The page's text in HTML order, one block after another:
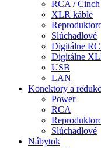
RCA / Cinch
XLR káble
Slúchadlové
Digitálne
Digitálne
USB
LAN
Konektory a
Power
RCA
Slúchadlové
Nábytok